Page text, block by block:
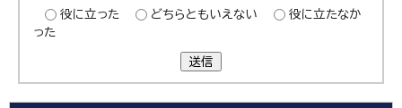
役に立った
どちらともいえない
役に立たなか
った
送信